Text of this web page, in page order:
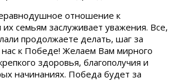
отношение к
семьям заслуживает уважения. Все,
продолжаете делать, шаг за
к Победе! Желаем Вам мирного
здоровья, благополучия и
начинаниях. Победа будет за